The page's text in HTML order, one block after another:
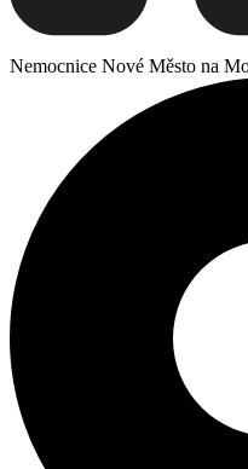
Nemocnice Nové Město na